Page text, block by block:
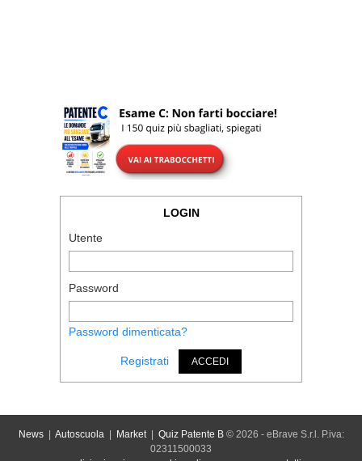
LOGIN
Utente
Password
Password dimenticata?
Registrati ACCEDI
News| Autoscuola| Market| Quiz Patente B© 2026 - eBrave S.r.l. P.iva:
02311500033